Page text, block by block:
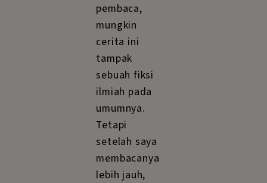
pembaca,
mungkin
cerita ini
tampak
sebuah fiksi
ilmiah pada
umumnya.
Tetapi
setelah saya
membacanya
lebih jauh,